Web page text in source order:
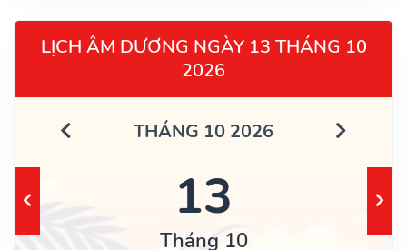
LỊCH ÂM DƯƠNG NGÀY 13 THÁNG 10
2026
THÁNG 10 2026
13
Tháng 10